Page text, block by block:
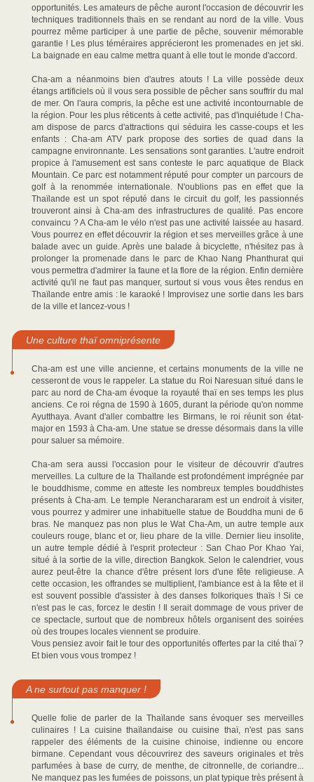
opportunités. Les amateurs de pêche auront l'occasion de découvrir les
techniques traditionnels thaïs en se rendant au nord de la ville. Vous
pourrez même participer à une partie de pêche, souvenir mémorable
garantie ! Les plus téméraires apprécieront les promenades en jet ski.
La baignade en eau calme mettra quant à elle tout le monde d'accord.
Cha-am a néanmoins bien d'autres atouts ! La ville possède deux
étangs artificiels où il vous sera possible de pêcher sans souffrir du mal
de mer. On l'aura compris, la pêche est une activité incontournable de
la région. Pour les plus réticents à cette activité, pas d'inquiétude ! Cha-
am dispose de parcs d'attractions qui séduira les casse-coups et les
enfants : Cha-am ATV park propose des sorties de quad dans la
campagne environnante. Les sensations sont garanties. L'autre endroit
propice à l'amusement est sans conteste le parc aquatique de Black
Mountain. Ce parc est notamment réputé pour compter un parcours de
golf à la renommée internationale. N'oublions pas en effet que la
Thaïlande est un spot réputé dans le circuit du golf, les passionnés
trouveront ainsi à Cha-am des infrastructures de qualité. Pas encore
convaincu ? A Cha-am le vélo n'est pas une activité laissée au hasard.
Vous pourrez en effet découvrir la région et ses merveilles grâce à une
balade avec un guide. Après une balade à bicyclette, n'hésitez pas à
prolonger la promenade dans le parc de Khao Nang Phanthurat qui
vous permettra d'admirer la faune et la flore de la région. Enfin dernière
activité qu'il ne faut pas manquer, surtout si vous vous êtes rendus en
Thaïlande entre amis : le karaoké ! Improvisez une sortie dans les bars
de la ville et lancez-vous !
Une culture thaï omniprésente
Cha-am est une ville ancienne, et certains monuments de la ville ne
cesseront de vous le rappeler. La statue du Roi Naresuan situé dans le
parc au nord de Cha-am évoque la royauté thaï en ses temps les plus
anciens. Ce roi régna de 1590 à 1605, durant la période qu'on nomme
Ayutthaya. Avant d'aller combattre les Birmans, le roi réunit son état-
major en 1593 à Cha-am. Une statue se dresse désormais dans la ville
pour saluer sa mémoire.
Cha-am sera aussi l'occasion pour le visiteur de découvrir d'autres
merveilles. La culture de la Thaïlande est profondément imprégnée par
le bouddhisme, comme en atteste les nombreux temples bouddhistes
présents à Cha-am. Le temple Neranchararam est un endroit à visiter,
vous pourrez y admirer une inhabituelle statue de Bouddha muni de 6
bras. Ne manquez pas non plus le Wat Cha-Am, un autre temple aux
couleurs rouge, blanc et or, lieu phare de la ville. Dernier lieu insolite,
un autre temple dédié à l'esprit protecteur : San Chao Por Khao Yai,
situé à la sortie de la ville, direction Bangkok. Selon le calendrier, vous
aurez peut-être la chance d'être présent lors d'une fête religieuse. A
cette occasion, les offrandes se multiplient, l'ambiance est à la fête et il
est souvent possible d'assister à des danses folkoriques thaïs ! Si ce
n'est pas le cas, forcez le destin ! Il serait dommage de vous priver de
ce spectacle, surtout que de nombreux hôtels organisent des soirées
où des troupes locales viennent se produire.
Vous pensiez avoir fait le tour des opportunités offertes par la cité thaï ?
Et bien vous vous trompez !
A ne surtout pas manquer !
Quelle folie de parler de la Thaïlande sans évoquer ses merveilles
culinaires ! La cuisine thaïlandaise ou cuisine thaï, n'est pas sans
rappeler des éléments de la cuisine chinoise, indienne ou encore
birmane. Cependant vous découvrirez des saveurs originales et très
parfumées à base de curry, de menthe, de citronnelle, de coriandre...
Ne manquez pas les fumées de poissons, un plat typique très présent à